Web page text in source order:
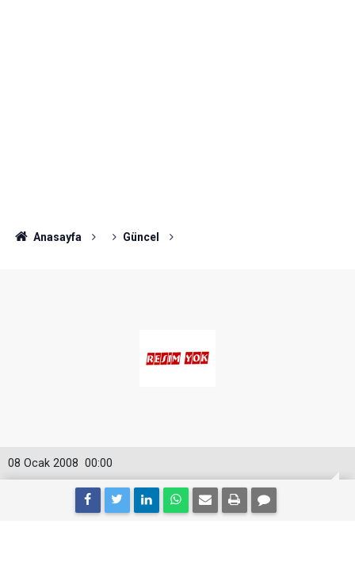
Anasayfa Güncel
00:00
08 Ocak 2008